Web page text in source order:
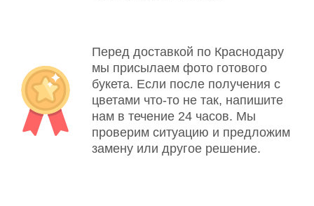
Перед доставкой по Краснодару
мы присылаем фото готового
букета. Если после получения с
цветами что-то не так, напишите
нам в течение 24 часов. Мы
проверим ситуацию и предложим
замену или другое решение.